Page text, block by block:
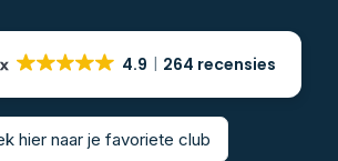
4.9 264 recensies